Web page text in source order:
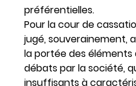
préférentielles.
Pour la cour de
jugé, souverainement,
la portée des éléments
débats par la société,
insuffisants à